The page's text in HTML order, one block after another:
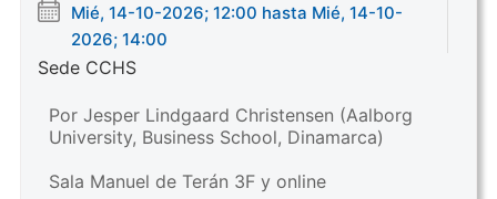
Mié, 14-10-2026; 12:00 hasta Mié, 14-10-
2026; 14:00
Sede CCHS
Por Jesper Lindgaard Christensen (Aalborg
University, Business School, Dinamarca)
Sala Manuel de Terán 3F y online